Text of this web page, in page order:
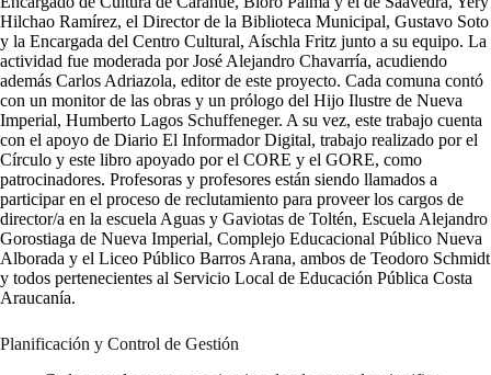
Hilchao Ramírez, el Director de la Biblioteca Municipal, Gustavo Soto
y la Encargada del Centro Cultural, Aíschla Fritz junto a su equipo. La
actividad fue moderada por José Alejandro Chavarría, acudiendo
además Carlos Adriazola, editor de este proyecto. Cada comuna contó
con un monitor de las obras y un prólogo del Hijo Ilustre de Nueva
Imperial, Humberto Lagos Schuffeneger. A su vez, este trabajo cuenta
con el apoyo de Diario El Informador Digital, trabajo realizado por el
Círculo y este libro apoyado por el CORE y el GORE, como
patrocinadores. Profesoras y profesores están siendo llamados a
participar en el proceso de reclutamiento para proveer los cargos de
director/a en la escuela Aguas y Gaviotas de Toltén, Escuela Alejandro
Gorostiaga de Nueva Imperial, Complejo Educacional Público Nueva
Alborada y el Liceo Público Barros Arana, ambos de Teodoro Schmidt
y todos pertenecientes al Servicio Local de Educación Pública Costa
Araucanía.
Planificación y Control de Gestión